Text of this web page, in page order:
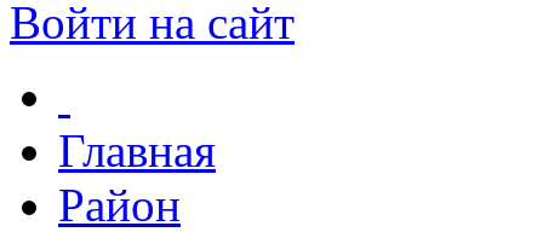
Войти на сайт
Главная
Район